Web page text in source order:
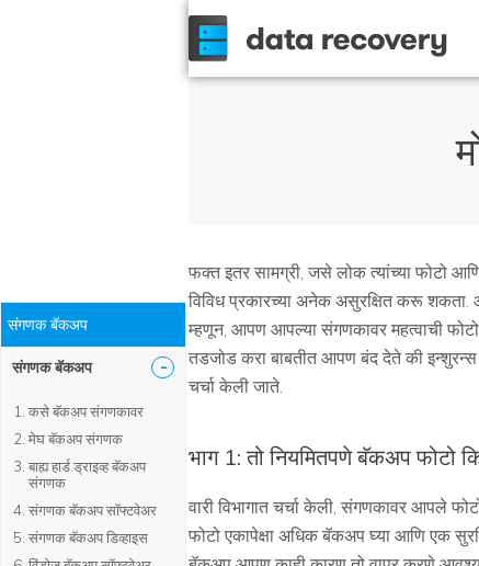
फक्त इतर सामग्री, जसे लोक त्यांच्या फोटो
विविध प्रकारच्या अनेक असुरक्षित करू
म्हणून, आपण आपल्या संगणकावर महत्वाची
तडजोड करा बाबतीत आपण बंद देते की इन्शुरन्स
चर्चा केली जाते.
भाग 1: तो नियमितपणे बॅकअप फोटो
वारी विभागात चर्चा केली, संगणकावर आपले
फोटो एकापेक्षा अधिक बॅकअप घ्या आणि एक
संगणक बॅकअप
संगणक बॅकअप -
कसे बॅकअप संगणकावर
मेघ बॅकअप संगणक
बाह्य हार्ड ड्राइव्ह बॅकअप
संगणक
संगणक बॅकअप सॉफ्टवेअर
संगणक बॅकअप डिव्हाइस